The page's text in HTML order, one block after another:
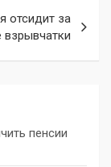
отсидит за
взрывчатки
пенсии